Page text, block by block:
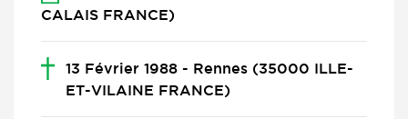
CALAIS FRANCE)
13 Février 1988 - Rennes (35000 ILLE-
ET-VILAINE FRANCE)